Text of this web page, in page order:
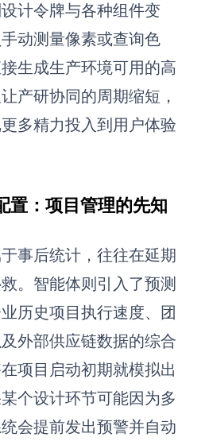
计令牌与各种组件变
动测量像素或查询色
生成生产环境可用的高
产研协同的周期缩短，
多精力投入到用户体验
置：项目管理的先知
事后统计，往往在延期
。智能体则引入了预测
历史项目执行速度、团
外部供应链数据的综合
项目启动初期就模拟出
个设计环节可能因为多
会提前发出预警并自动